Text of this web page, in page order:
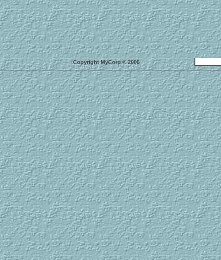
Copyright MyCorp © 2006